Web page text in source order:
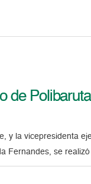
de
y la vicepresidenta
Fernandes, se